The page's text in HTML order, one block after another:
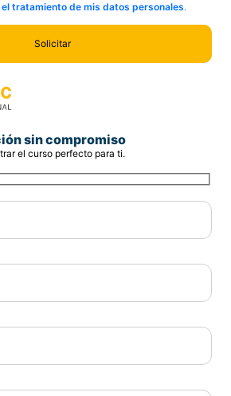
el tratamiento de mis datos personales.
sin compromiso
el curso perfecto para ti.